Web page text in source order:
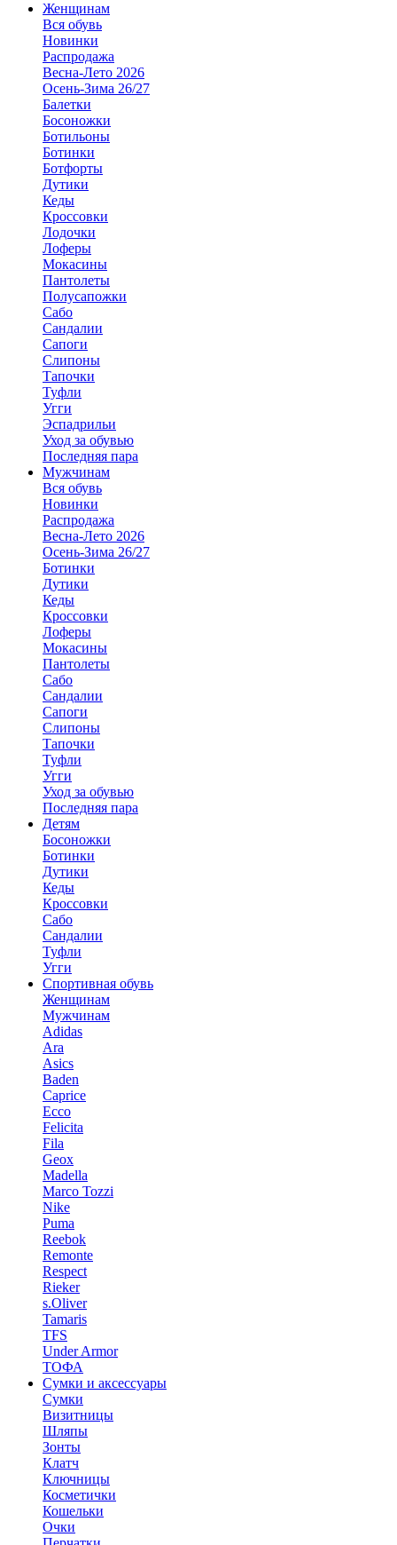
Женщинам
Вся обувь
Новинки
Распродажа
Весна-Лето 2026
Осень-Зима 26/27
Балетки
Босоножки
Ботильоны
Ботинки
Ботфорты
Дутики
Кеды
Кроссовки
Лодочки
Лоферы
Мокасины
Пантолеты
Полусапожки
Сабо
Сандалии
Сапоги
Слипоны
Тапочки
Туфли
Угги
Эспадрильи
Уход за обувью
Последняя пара
Мужчинам
Вся обувь
Новинки
Распродажа
Весна-Лето 2026
Осень-Зима 26/27
Ботинки
Дутики
Кеды
Кроссовки
Лоферы
Мокасины
Пантолеты
Сабо
Сандалии
Сапоги
Слипоны
Тапочки
Туфли
Угги
Уход за обувью
Последняя пара
Детям
Босоножки
Ботинки
Дутики
Кеды
Кроссовки
Сабо
Сандалии
Туфли
Угги
Спортивная обувь
Женщинам
Мужчинам
Adidas
Ara
Asics
Baden
Caprice
Ecco
Felicita
Fila
Geox
Madella
Marco Tozzi
Nike
Puma
Reebok
Remonte
Respect
Rieker
s.Oliver
Tamaris
TFS
Under Armor
ТОФА
Сумки и аксессуары
Сумки
Визитницы
Шляпы
Зонты
Клатч
Ключницы
Косметички
Кошельки
Очки